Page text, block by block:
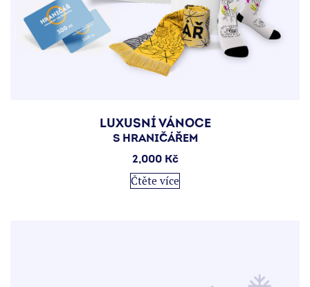
LUXUSNÍ VÁNOCE
S HRANIČÁŘEM
2,000 Kč
Čtěte více